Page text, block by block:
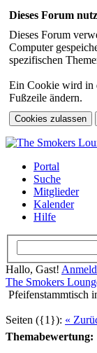
Dieses Forum
Dieses Forum
Computer
spezifischen
Ein Cookie wird in
Fußzeile ändern.
Portal
Suche
Mitglieder
Kalender
Hilfe
Hallo, Gast!
The Smokers
Pfeifenstammtisch
Seiten ({1}): «
Themabewertung: